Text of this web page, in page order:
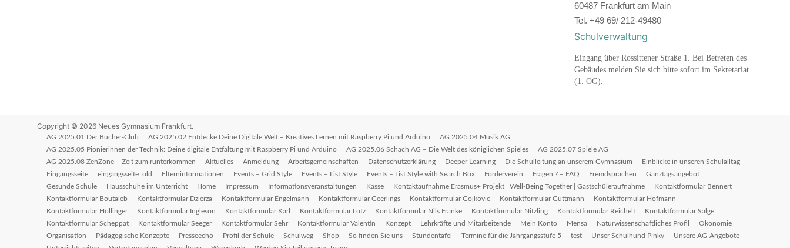
60487 Frankfurt am Main
Tel. +49 69/ 212-49480
Schulverwaltung
Eingang über Rossittener Straße 1. Bei Betreten des
Gebäudes melden Sie sich bitte sofort im Sekretariat
(1. OG).
Copyright © 2026 Neues Gymnasium Frankfurt.
AG 2025.01 Der Bücher-Club AG 2025.02 Entdecke Deine Digitale Welt – Kreatives Lernen mit Raspberry Pi und Arduino
AG 2025.04 Musik AG
AG 2025.05 Pionierinnen der Technik: Deine digitale Entfaltung mit Raspberry Pi und Arduino
AG 2025.06 Schach AG – Die Welt des königlichen Spieles
AG 2025.07 Spiele AG
AG 2025.08 ZenZone – Zeit zum runterkommen
Aktuelles Anmeldung Arbeitsgemeinschaften Datenschutzerklärung Deeper Learning Die Schulleitung an unserem Gymnasium
Einblicke in unseren Schulalltag
Eingangsseite
eingangsseite_old Elterninformationen Events – Grid Style Events – List Style Events – List Style with Search Box Förderverein Fragen ? – FAQ Fremdsprachen
Ganztagsangebot
Gesunde Schule
Hausschuhe im Unterricht Home Impressum Informationsveranstaltungen Kasse Kontaktaufnahme Erasmus+ Projekt | Well-Being Together | Gastschüleraufnahme
Kontaktformular Bennert
Kontaktformular Boutaleb
Kontaktformular Dzierza Kontaktformular Engelmann Kontaktformular Geerlings Kontaktformular Gojkovic Kontaktformular Guttmann
Kontaktformular Hofmann
Kontaktformular Hollinger
Kontaktformular Ingleson Kontaktformular Karl Kontaktformular Lotz Kontaktformular Nils Franke Kontaktformular Nitzling Kontaktformular Reichelt
Kontaktformular Salge
Kontaktformular Scheppat
Kontaktformular Seeger Kontaktformular Sehr Kontaktformular Valentin Konzept Lehrkräfte und Mitarbeitende Mein Konto Mensa Naturwissenschaftliches Profil
Ökonomie
Organisation
Pädagogische Konzepte Presseecho Profil der Schule Schulweg Shop So finden Sie uns Stundentafel Termine für die Jahrgangsstufe 5 test Unser Schulhund Pinky
Unsere AG-Angebote